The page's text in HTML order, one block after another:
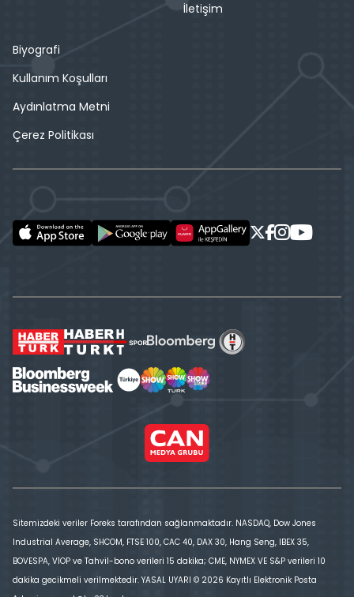
İletişim
Biyografi
Kullanım Koşulları
Aydınlatma Metni
Çerez Politikası
Sitemizdeki veriler Foreks tarafından sağlanmaktadır. NASDAQ, Dow Jones
Industrial Average, SHCOM, FTSE 100, CAC 40, DAX 30, Hang Seng, IBEX 35,
BOVESPA, VİOP ve Tahvil-bono verileri 15 dakika; CME, NYMEX VE S&P verileri 10
dakika gecikmeli verilmektedir. YASAL UYARI © 2026 Kayıtlı Elektronik Posta